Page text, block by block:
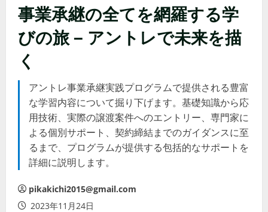
事業承継の全てを網羅する学
びの旅 – アントレで未来を描
く
アントレ事業承継実践プログラムで提供される豊富
な学習内容について掘り下げます。基礎知識から応
用技術、実際の譲渡案件へのエントリー、専門家に
よる個別サポート、契約締結までのガイダンスに至
るまで、プログラムが提供する包括的なサポートを
詳細に説明します。
pikakichi2015@gmail.com
2023年11月24日